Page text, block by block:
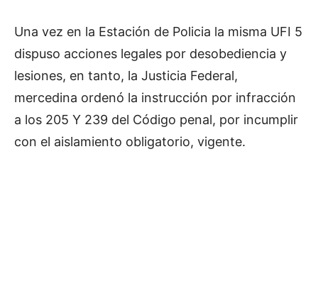
Una vez en la Estación de Policia la misma UFI 5
dispuso acciones legales por desobediencia y
lesiones, en tanto, la Justicia Federal,
mercedina ordenó la instrucción por infracción
a los 205 Y 239 del Código penal, por incumplir
con el aislamiento obligatorio, vigente.